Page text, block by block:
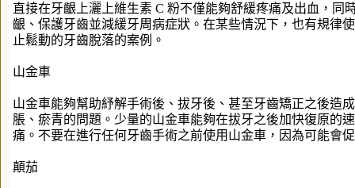
直接在牙齦上灑上維生素 C 粉不僅能夠舒緩疼痛及出血，同
齦、保護牙齒並減緩牙周病症狀。在某些情況下，也有規律
止鬆動的牙齒脫落的案例。
山金車
山金車能夠幫助紓解手術後、拔牙後、甚至牙齒矯正之後造
脹、瘀青的問題。少量的山金車能夠在拔牙之後加快復原的
痛。不要在進行任何牙齒手術之前使用山金車，因為可能會
顛茄